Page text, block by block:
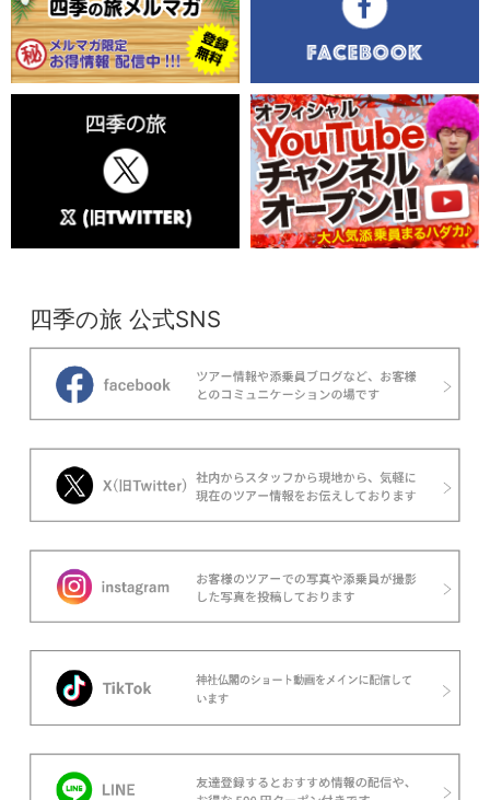
四季の旅 公式SNS